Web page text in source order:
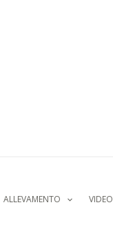
ALLEVAMENTO VIDEO